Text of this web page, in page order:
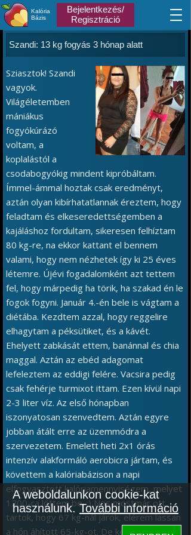
Kalória
Bázis
Bejelentkezés/
Regisztráció
Szandi: 13 kg fogyás 3 hónap alatt
Sziasztok! Szandi
vagyok.
Világéletemben
mániákus
fogyókúrázó
voltam, a
koplalástól a
csodabogyókig mindent kipróbáltam.
Ímmel-ámmal hoztak csak eredményt,
aztán olyan kibírhatatlannak éreztem, hogy
feladtam és elkeseredettségemben a
kajáláshoz fordultam, sikeresen felhíztam
80 kg-re, na ekkor kattant el bennem
valami, hogy nem nézhetek így ki 25 éves
létemre. Újévi fogadalomként azt tettem
fel, hogy márpedig ha törik, ha szakad én le
fogok fogyni. Január 4.-én bele is vágtam a
diétába. Kezdtem azzal, hogy reggelire
elhagytam a péksütiket, és a kávét.
Ehelyett zabkását ettem, banánnal és chia
maggal. Aztán az ebéd adagomat
lefeleztem az eddigi felére. Vacsira pedig
csak fehérje turmixot ittam. Ezen kívül napi
2-3 liter víz. Az első hónapban
iszonyatosan szenvedtem. Aztán egyre
jobban átált erre az üzemmódra a
szervezetem. Emelett heti 2x1 órás
intenzív alakformáló aerobicra jártam, és
követtem a kalóriabázison a napi
elfogyasztott kalóriamennyiségem, melyet
1200-ra lőttem be. :) Nos mostmár ott
tartok, hogy 67 kg-nál járok, elérem lassan
a hőn áhított 65-kg-ot. De képzeljétek új
A weboldalunkon cookie-kat
használunk.További információ